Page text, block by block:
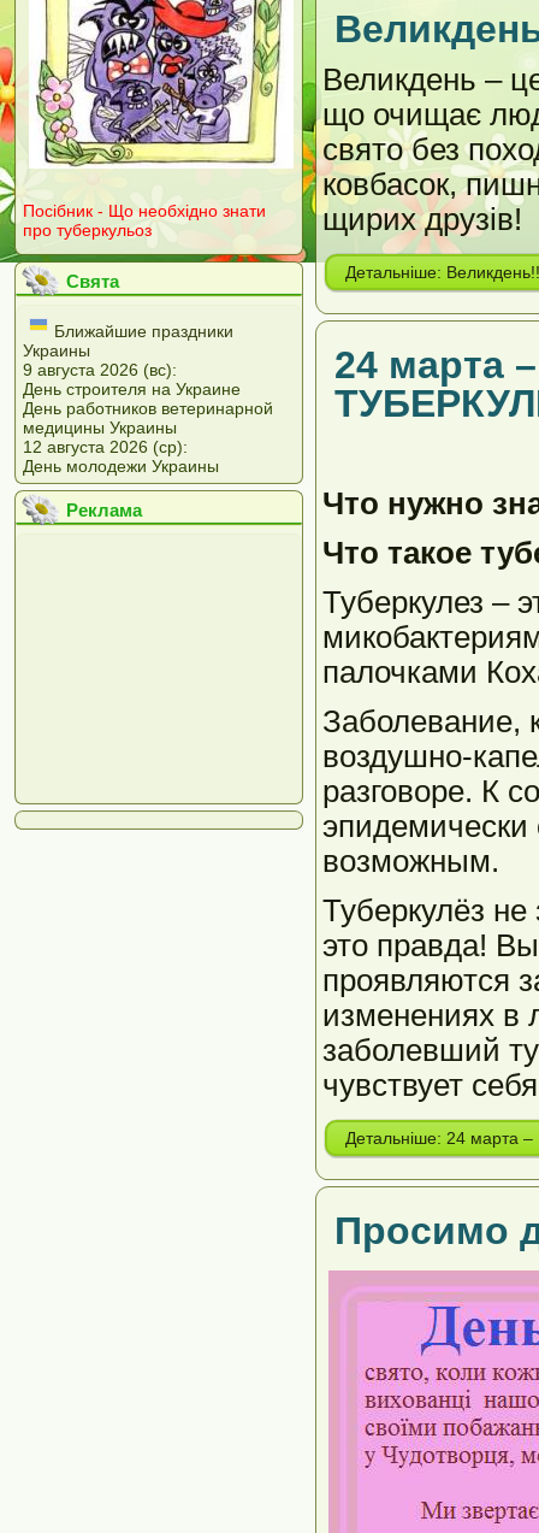
Посібник - Що необхідно знати
про туберкульоз
Свята
Ближайшие праздники
Украины
9 августа 2026 (вс):
День строителя на Украине
День работников ветеринарной
медицины Украины
12 августа 2026 (ср):
День молодежи Украины
Реклама
Великдень –
що очищає
свято без
ковбасок,
щирих друзів!
Детальніше:
24
Что нужно
Что такое
Туберкулез –
палочками
Заболевание,
воздушно-
разговоре. К
эпидемически
возможным.
Туберкулёз
это правда!
проявляются
изменениях в
заболевший
чувствует
Детальніше: 24
Просимо